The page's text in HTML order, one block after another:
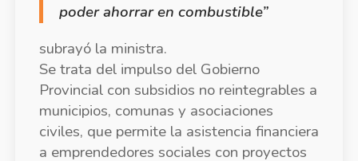
subrayó la ministra.
Se trata del impulso del Gobierno
Provincial con subsidios no reintegrables a
municipios, comunas y asociaciones
civiles, que permite la asistencia financiera
a emprendedores sociales con proyectos
productivos individuales o asociativos.